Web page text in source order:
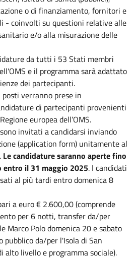
o di finanziamento, fornitori e
- coinvolti su questioni relative alle
e/o alla misurazione delle
da tutti i 53 Stati membri
e il programma sarà adattato
dei partecipanti.
verranno prese in
di partecipanti provenienti
europea dell’OMS.
invitati a candidarsi inviando
(application form) unitamente al
Le candidature saranno aperte fino
entro il 31 maggio 2025. I candidati
al più tardi entro domenica 8
a euro € 2.600,00 (comprende
per 6 notti, transfer da/per
Marco Polo domenica 20 e sabato
da/per l'Isola di San
alto livello e programma sociale).